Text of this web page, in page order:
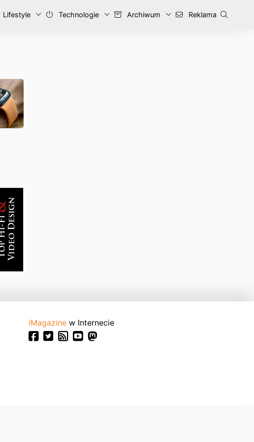
Lifestyle Technologie Archiwum Reklama
iMagazine w Internecie